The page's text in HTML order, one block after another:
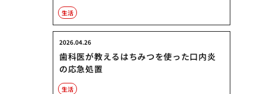
生活
歯科医が教えるはちみつを使った口内炎
の応急処置
2026.04.26
生活